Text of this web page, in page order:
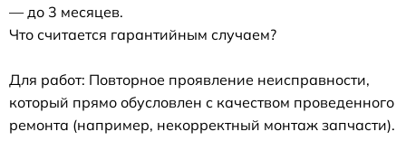
— до 3 месяцев.
Что считается гарантийным случаем?
Для работ: Повторное проявление неисправности,
который прямо обусловлен с качеством проведенного
ремонта (например, некорректный монтаж запчасти).